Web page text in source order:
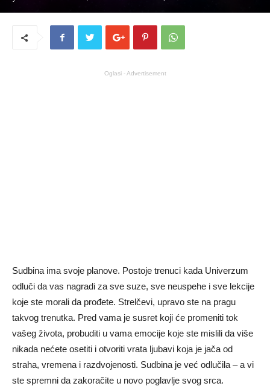
Oglasi - Advertisement
Sudbina ima svoje planove. Postoje trenuci kada Univerzum
odluči da vas nagradi za sve suze, sve neuspehe i sve lekcije
koje ste morali da prođete. Strelčevi, upravo ste na pragu
takvog trenutka. Pred vama je susret koji će promeniti tok
vašeg života, probuditi u vama emocije koje ste mislili da više
nikada nećete osetiti i otvoriti vrata ljubavi koja je jača od
straha, vremena i razdvojenosti. Sudbina je već odlučila – a vi
ste spremni da zakoračite u novo poglavlje svog srca.